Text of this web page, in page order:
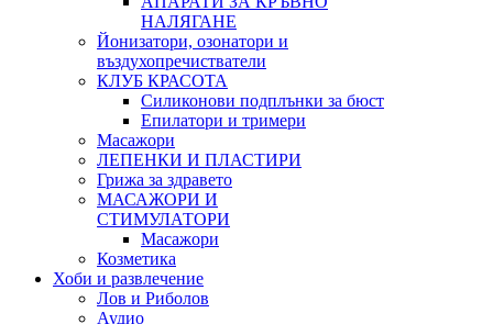
НАЛЯГАНЕ
Йонизатори, озонатори и
въздухопречистватели
КЛУБ КРАСОТА
Силиконови подплънки за бюст
Епилатори и тримери
Масажори
ЛЕПЕНКИ И ПЛАСТИРИ
Грижа за здравето
МАСАЖОРИ И
СТИМУЛАТОРИ
Масажори
Козметика
Хоби и развлечение
Лов и Риболов
Аудио